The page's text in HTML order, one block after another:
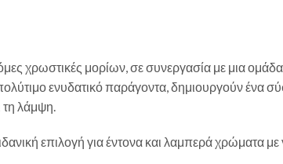
χρωστικές μορίων, σε συνεργασία με μια
ενυδατικό παράγοντα, δημιουργούν ένα
λάμψη.
επιλογή για έντονα και λαμπερά χρώματα